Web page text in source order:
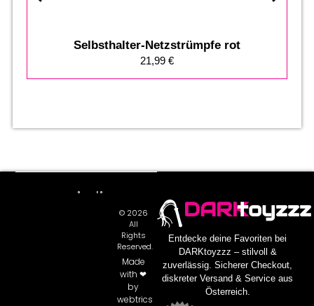
Selbsthalter-Netzstrümpfe rot
21,99 €
DARKtoyzzz
Entdecke deine Favoriten bei
DARKtoyzzz – stilvoll &
zuverlässig. Sicherer Checkout,
diskreter Versand & Service aus
Österreich.
© 2026
All
Rights
Reserved.
Made
with ❤
by
webtrics